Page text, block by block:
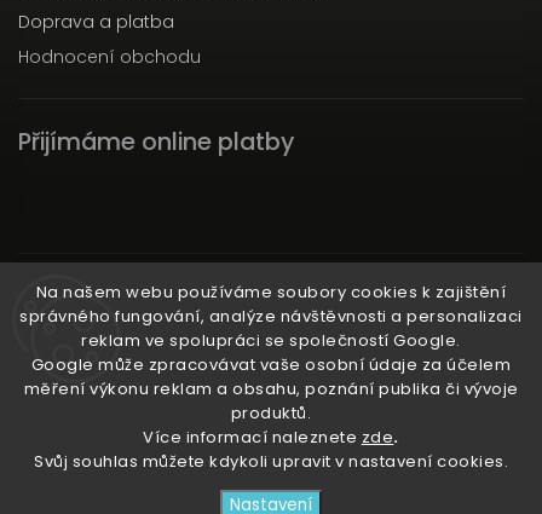
Na našem webu používáme soubory cookies k zajištění
správného fungování, analýze návštěvnosti a personalizaci
reklam ve spolupráci se společností Google.
Google může zpracovávat vaše osobní údaje za účelem
měření výkonu reklam a obsahu, poznání publika či vývoje
produktů.
Více informací naleznete zde.
Svůj souhlas můžete kdykoli upravit v nastavení cookies.
Nastavení
Doprava a platba
Hodnocení obchodu
Přijímáme online platby
Instagram
Ať už ti nic neunikne!
3RACHAshop